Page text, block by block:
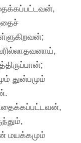
துன்பமும்
மயக்கமும்